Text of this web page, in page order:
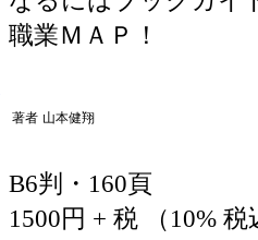
職業ＭＡＰ！
著者 山本健翔
B6判・160頁
1500円 + 税 （10%